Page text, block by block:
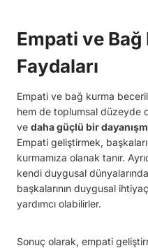
Empati ve Bağ
Faydaları
Empati ve bağ kurma
hem de toplumsal düzeyde
ve daha güçlü bir
Empati geliştirmek,
kurmamıza olanak tanır.
kendi duygusal
başkalarının duygusal
yardımcı olabilirler.
Sonuç olarak, empati